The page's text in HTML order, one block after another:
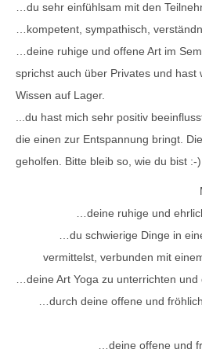
…du sehr einfühlsam mit den
…kompetent, sympathisch,
…deine ruhige und offene Art im
sprichst auch über Privates und hast
Wissen auf Lager.
...du hast mich sehr positiv
die einen zur Entspannung bringt.
geholfen. Bitte bleib so, wie du bist :-
…deine ruhige und
…du schwierige Dinge in
vermittelst, verbunden mit
…deine Art Yoga zu unterrichten
…durch deine offene und
…deine offene und